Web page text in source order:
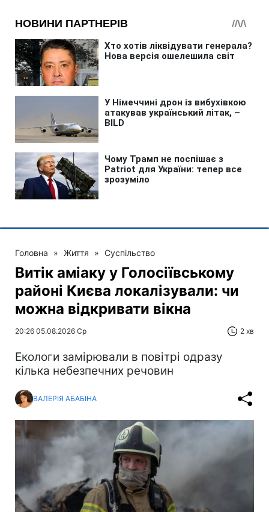
Головна » Життя » Суспільство
Витік аміаку у Голосіївському
районі Києва локалізували: чи
можна відкривати вікна
20:26 05.08.2026 Ср 2 хв
Екологи замірювали в повітрі одразу
кілька небезпечних речовин
ВАЛЕРІЯ АБАБІНА